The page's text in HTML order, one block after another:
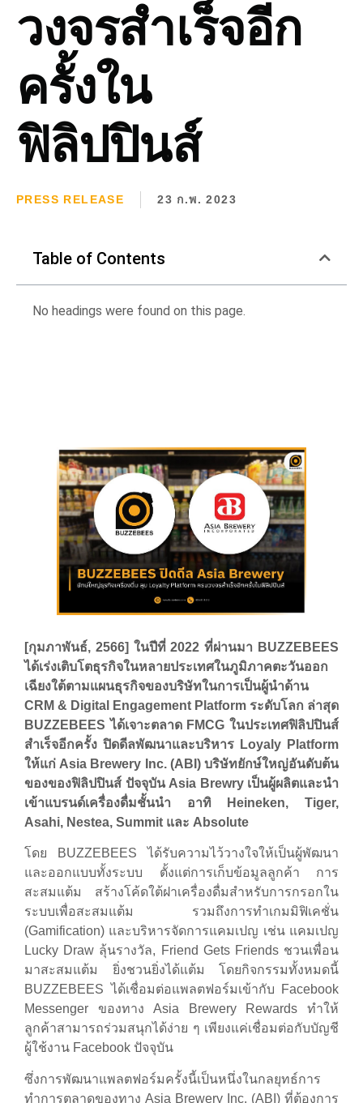
วงจรสำเร็จอีก
ครั้งใน
ฟิลิปปินส์
PRESS RELEASE 23 ก.พ. 2023
Table of Contents
No headings were found on this page.
[กุมภาพันธ์, 2566] ในปีที่ 2022 ที่ผ่านมา BUZZEBEES
ได้เร่งเติบโตธุรกิจในหลายประเทศในภูมิภาคตะวันออก
เฉียงใต้ตามแผนธุรกิจของบริษัทในการเป็นผู้นำด้าน
CRM & Digital Engagement Platform ระดับโลก ล่าสุด
BUZZEBEES ได้เจาะตลาด FMCG ในประเทศฟิลิปปินส์
สำเร็จอีกครั้ง ปิดดีลพัฒนาและบริหาร Loyaly Platform
ให้แก่ Asia Brewery Inc. (ABI) บริษัทยักษ์ใหญ่อันดับต้น
ของของฟิลิปปินส์ ปัจจุบัน Asia Brewry เป็นผู้ผลิตและนำ
เข้าแบรนด์เครื่องดื่มชั้นนำ อาทิ Heineken, Tiger,
Asahi, Nestea, Summit และ Absolute
โดย BUZZEBEES ได้รับความไว้วางใจให้เป็นผู้พัฒนา
และออกแบบทั้งระบบ ตั้งแต่การเก็บข้อมูลลูกค้า การ
สะสมแต้ม สร้างโค้ดใต้ฝาเครื่องดื่มสำหรับการกรอกใน
ระบบเพื่อสะสมแต้ม รวมถึงการทำเกมมิฟิเคชั่น
(Gamification) และบริหารจัดการแคมเปญ เช่น แคมเปญ
Lucky Draw ลุ้นรางวัล, Friend Gets Friends ชวนเพื่อน
มาสะสมแต้ม ยิ่งชวนยิ่งได้แต้ม โดยกิจกรรมทั้งหมดนี้
BUZZEBEES ได้เชื่อมต่อแพลตฟอร์มเข้ากับ Facebook
Messenger ของทาง Asia Brewery Rewards ทำให้
ลูกค้าสามารถร่วมสนุกได้ง่าย ๆ เพียงแค่เชื่อมต่อกับบัญชี
ผู้ใช้งาน Facebook ปัจจุบัน
ซึ่งการพัฒนาแพลตฟอร์มครั้งนี้เป็นหนึ่งในกลยุทธ์การ
ทำการตลาดของทาง Asia Brewery Inc. (ABI) ที่ต้องการ